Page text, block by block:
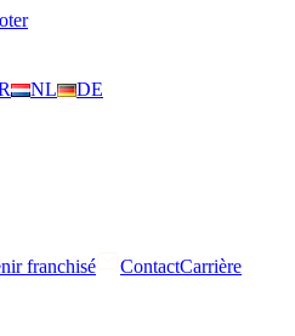
NL
DE
franchisé ContactCarrière